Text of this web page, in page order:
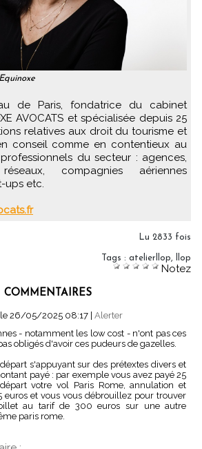
AVOCATS et spécialisée depuis 25
relatives aux droit du tourisme et
conseil comme en contentieux au
du secteur : agences,
compagnies aériennes
ups etc.
Lu 2833 fois
Tags : atelierllop, llop
Notez
COMMENTAIRES
le 26/05/2025 08:17 Alerter
- notamment les low cost - n'ont pas ces
obligés d'avoir ces pudeurs de gazelles.
s'appuyant sur des prétextes divers et
payé : par exemple vous avez payé 25
votre vol Paris Rome, annulation et
euros et vous vous débrouillez pour trouver
au tarif de 300 euros sur une autre
paris rome.